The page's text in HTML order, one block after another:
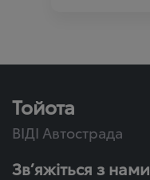
Тойота
ВІДІ Автострада
Зв’яжіться з нами